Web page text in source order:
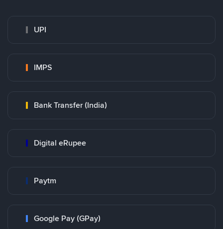
UPI
IMPS
Bank Transfer (India)
Digital eRupee
Paytm
Google Pay (GPay)